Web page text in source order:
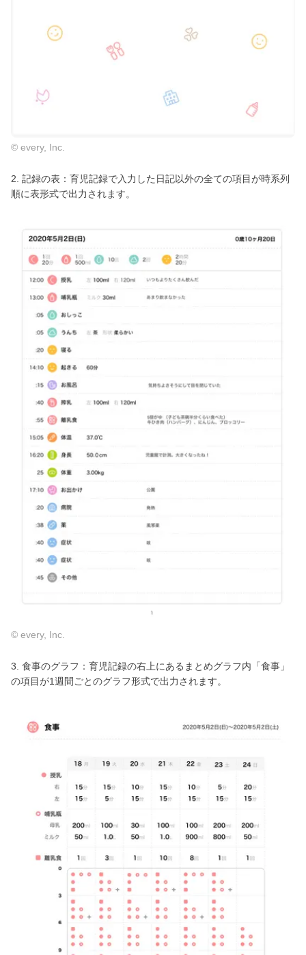
© every, Inc.
2. 記録の表：育児記録で入力した日記以外の全ての項目が時系列
順に表形式で出力されます。
© every, Inc.
3. 食事のグラフ：育児記録の右上にあるまとめグラフ内「食事」
の項目が1週間ごとのグラフ形式で出力されます。